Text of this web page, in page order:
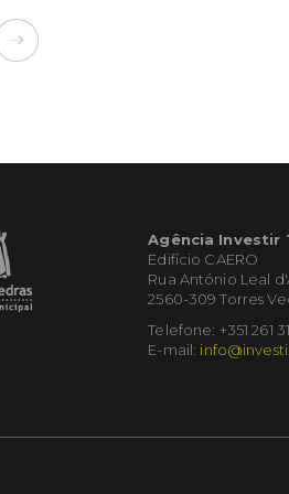
Agência Investir
Edifício CAERO
Rua António Leal
2560-309 Torres
Telefone: +351 261
E-mail: